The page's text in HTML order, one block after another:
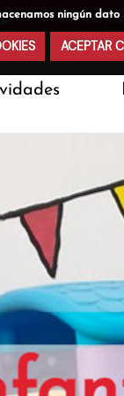
ningún
ACEPTAR
+34 93 668 15